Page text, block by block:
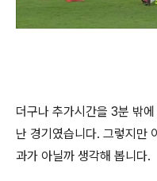
더구나 추가시간을 3분 밖
난 경기였습니다. 그렇지만
과가 아닐까 생각해 봅니다.